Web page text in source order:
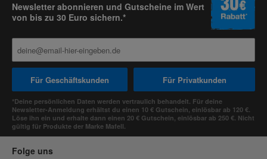
Newsletter abonnieren und Gutscheine im Wert
von bis zu 30 Euro sichern.*
Für Geschäftskunden Für Privatkunden
*Deine persönlichen Daten werden vertraulich behandelt. Für deine
Newsletter-Anmeldung erhältst du einen 10 € Gutschein, einlösbar ab 120 €.
Löse ihn ein und erhalte dann einen 20 € Gutschein, einlösbar ab 250 €. Nicht
gültig für Produkte der Marke Mafell.
Folge uns